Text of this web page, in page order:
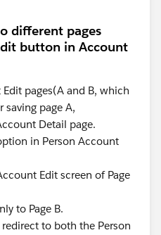
different pages
button in Account
pages(A and B, which
saving page A,
Detail page.
in Person Account
Edit screen of Page
to Page B.
to both the Person